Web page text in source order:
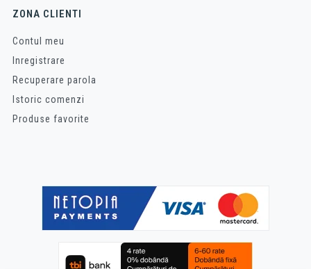
ZONA CLIENTI
Contul meu
Inregistrare
Recuperare parola
Istoric comenzi
Produse favorite